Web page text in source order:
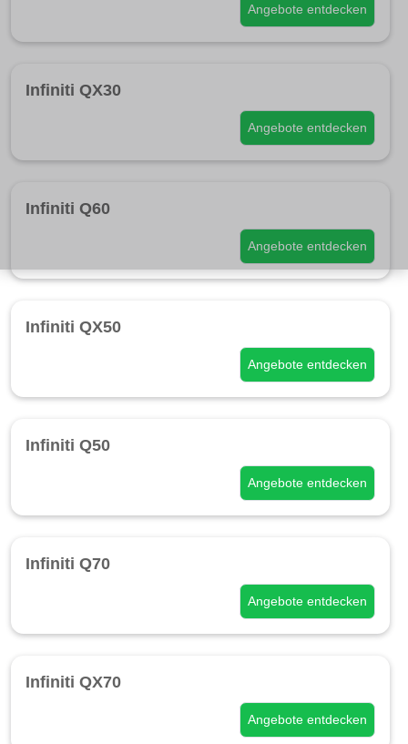
Angebote entdecken
Infiniti QX30
Angebote entdecken
Infiniti Q60
Angebote entdecken
Infiniti QX50
Angebote entdecken
Infiniti Q50
Angebote entdecken
Infiniti Q70
Angebote entdecken
Infiniti QX70
Angebote entdecken